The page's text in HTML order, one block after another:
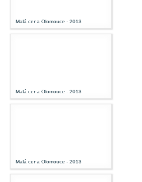
Malá cena Olomouce - 2013
Malá cena Olomouce - 2013
Malá cena Olomouce - 2013